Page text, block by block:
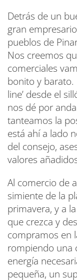
Detrás de un
gran
pueblos de
Nos creemos
comerciales
bonito y barato.
line’ desde el
nos dé por
tanteamos la
está ahí a lado
del consejo,
valores
Al comercio de
simiente de la
primavera, y a
que crezca y
compramos en
rompiendo una
energía
pequeña, un